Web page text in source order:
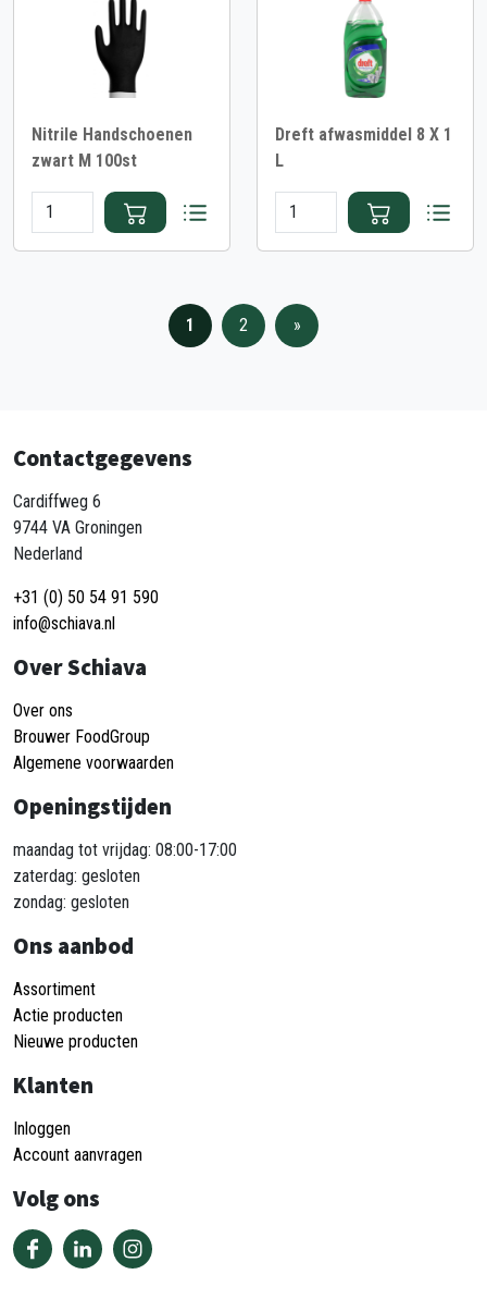
Nitrile Handschoenen
zwart M 100st
Dreft afwasmiddel 8 X 1
L
1 2 »
Contactgegevens
Cardiffweg 6
9744 VA Groningen
Nederland
+31 (0) 50 54 91 590
info@schiava.nl
Over Schiava
Over ons
Brouwer FoodGroup
Algemene voorwaarden
Openingstijden
maandag tot vrijdag: 08:00-17:00
zaterdag: gesloten
zondag: gesloten
Ons aanbod
Assortiment
Actie producten
Nieuwe producten
Klanten
Inloggen
Account aanvragen
Volg ons